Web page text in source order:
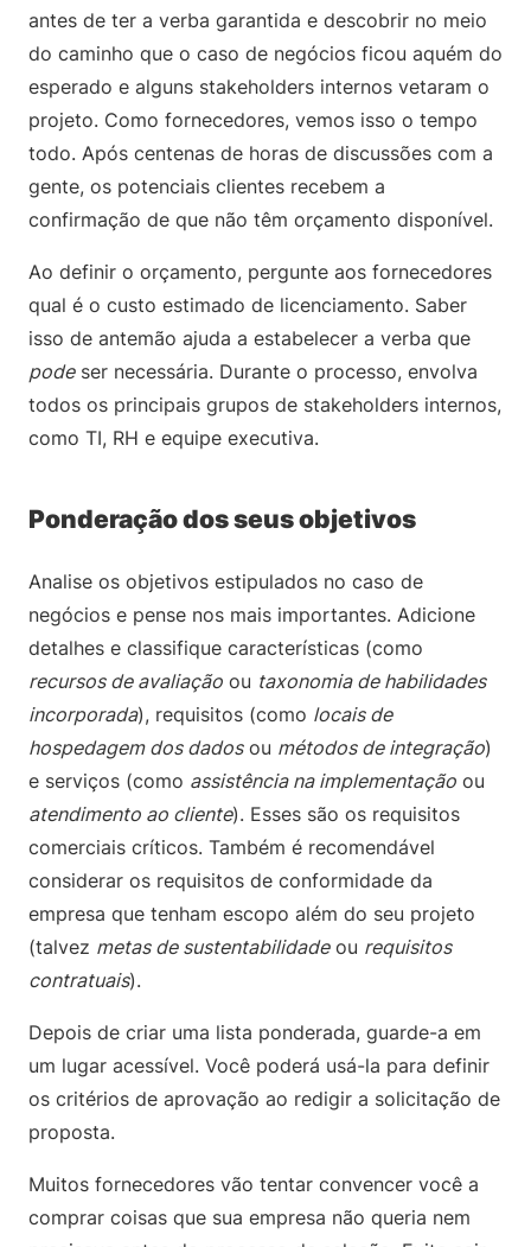
antes de ter a verba garantida e descobrir no meio
do caminho que o caso de negócios ficou aquém do
esperado e alguns stakeholders internos vetaram o
projeto. Como fornecedores, vemos isso o tempo
todo. Após centenas de horas de discussões com a
gente, os potenciais clientes recebem a
confirmação de que não têm orçamento disponível.
Ao definir o orçamento, pergunte aos fornecedores
qual é o custo estimado de licenciamento. Saber
isso de antemão ajuda a estabelecer a verba que
podeser necessária. Durante o processo, envolva
todos os principais grupos de stakeholders internos,
como TI, RH e equipe executiva.
Ponderação dos seus objetivos
Analise os objetivos estipulados no caso de
negócios e pense nos mais importantes. Adicione
detalhes e classifique características (como
recursos de avaliação ou taxonomia de habilidades
incorporada), requisitos (como locais de
hospedagem dos dadosou métodos de integração)
e serviços (como assistência na implementação ou
atendimento ao cliente). Esses são os requisitos
comerciais críticos. Também é recomendável
considerar os requisitos de conformidade da
empresa que tenham escopo além do seu projeto
(talvez metas de sustentabilidadeou requisitos
contratuais).
Depois de criar uma lista ponderada, guarde-a em
um lugar acessível. Você poderá usá-la para definir
os critérios de aprovação ao redigir a solicitação de
proposta.
Muitos fornecedores vão tentar convencer você a
comprar coisas que sua empresa não queria nem